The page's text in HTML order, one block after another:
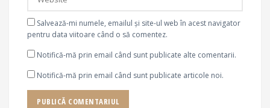
Salvează-mi numele, emailul și site-ul web în acest navigator
pentru data viitoare când o să comentez.
Notifică-mă prin email când sunt publicate alte comentarii.
Notifică-mă prin email când sunt publicate articole noi.